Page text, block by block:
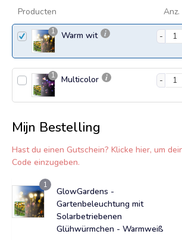
Producten
Anz.
1 Warm wit
1 Multicolor
Mijn Bestelling
Hast du einen Gutschein? Klicke hier, um
Code einzugeben.
1
GlowGardens -
Gartenbeleuchtung mit
Solarbetriebenen
Glühwürmchen - Warmweiß